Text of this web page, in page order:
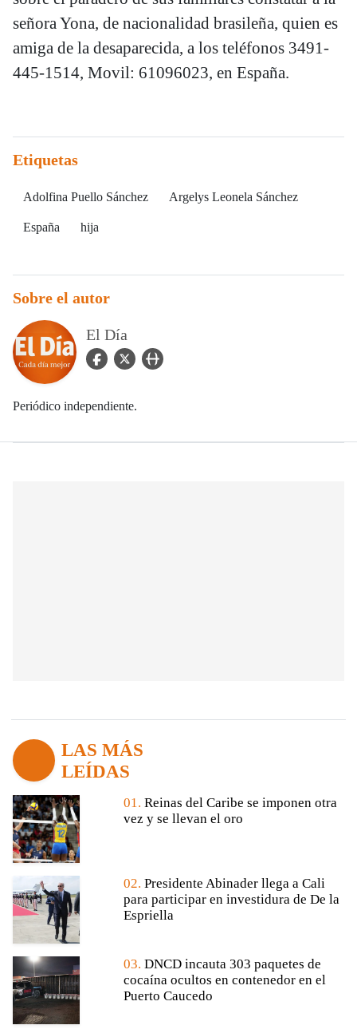
señora Yona, de nacionalidad brasileña, quien es
amiga de la desaparecida, a los teléfonos 3491-
445-1514, Movil: 61096023, en España.
Etiquetas
Adolfina Puello Sánchez Argelys Leonela Sánchez
España hija
Sobre el autor
El Día
facebook Icon
twitter Iconuser_url Icon
Periódico independiente.
LAS MÁS
LEÍDAS
01. Reinas del Caribe se imponen otra
vez y se llevan el oro
02. Presidente Abinader llega a Cali
para participar en investidura de De la
Espriella
03. DNCD incauta 303 paquetes de
cocaína ocultos en contenedor en el
Puerto Caucedo